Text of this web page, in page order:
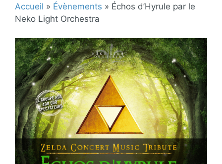
Accueil » Évènements » Échos d’Hyrule par le
Neko Light Orchestra